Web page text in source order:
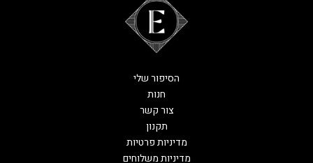
הסיפור שלי
חנות
צור קשר
תקנון
מדיניות פרטיות
מדיניות משלוחים